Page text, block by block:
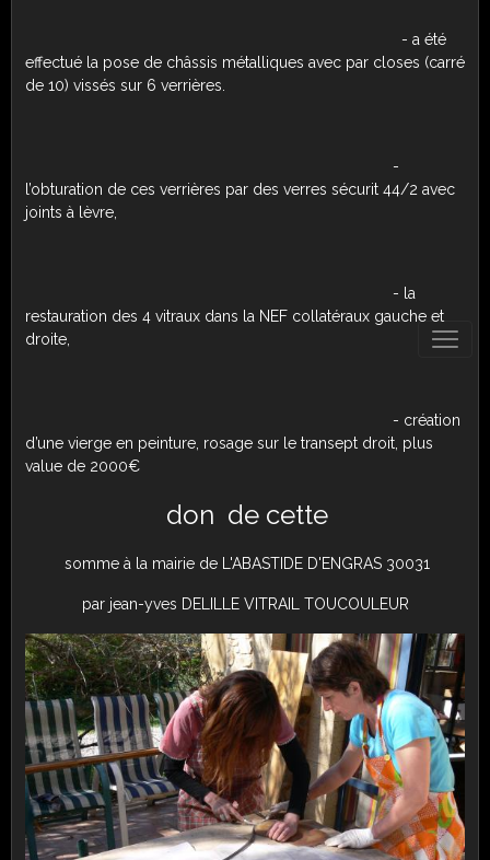
- a été
effectué la pose de châssis métalliques avec par closes (carré
de 10) vissés sur 6 verrières.
-
l’obturation de ces verrières par des verres sécurit 44/2 avec
joints à lèvre,
- la
restauration des 4 vitraux dans la NEF collatéraux gauche et
droite,
- création
d’une vierge en peinture, rosage sur le transept droit, plus
value de 2000€
don de cette
somme à la mairie de L'ABASTIDE D'ENGRAS 30031
par jean-yves DELILLE VITRAIL TOUCOULEUR